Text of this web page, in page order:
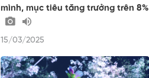
mình, mục tiêu tăng trưởng trên 8%
15/03/2025